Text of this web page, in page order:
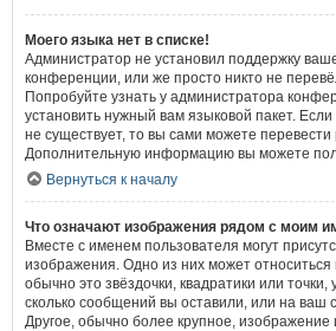
Моего языка нет в списке!
Администратор не установил поддержку
конференции, или же просто никто не
Попробуйте узнать у администратора
установить нужный вам языковой пакет. Если
не существует, то вы сами можете перевести
Дополнительную информацию вы можете
Вернуться к началу
Что означают изображения рядом с моим
Вместе с именем пользователя могут
изображения. Одно из них может
обычно это звёздочки, квадратики или
сколько сообщений вы оставили, или на ваш
Другое, обычно более крупное, изображение